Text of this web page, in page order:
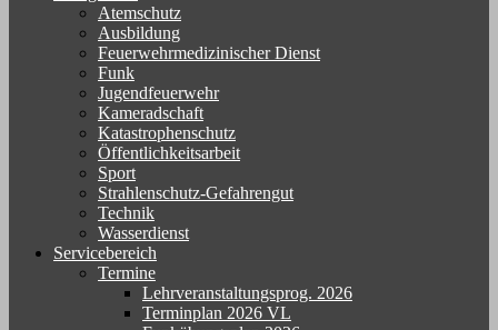
Atemschutz
Ausbildung
Feuerwehrmedizinischer Dienst
Funk
Jugendfeuerwehr
Kameradschaft
Katastrophenschutz
Öffentlichkeitsarbeit
Sport
Strahlenschutz-Gefahrengut
Technik
Wasserdienst
Servicebereich
Termine
Lehrveranstaltungsprog. 2026
Terminplan 2026 VL